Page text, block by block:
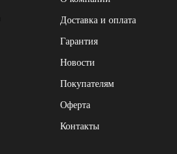
Доставка и оплата
Гарантия
Новости
Покупателям
Оферта
Контакты